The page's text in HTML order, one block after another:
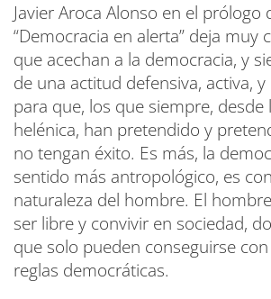
Javier Aroca Alonso en el prólogo
“Democracia en alerta” deja muy
que acechan a la democracia, y
de una actitud defensiva, activa,
para que, los que siempre, desde
helénica, han pretendido y
no tengan éxito. Es más, la
sentido más antropológico, es
naturaleza del hombre. El
ser libre y convivir en sociedad,
que solo pueden conseguirse
reglas democráticas.